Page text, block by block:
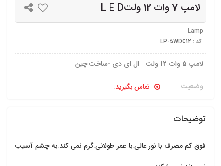
لامپ 7 وات 12 ولتL E D
Lamp
کد : LP-5WDC12
لامپ 5 وات 12 ولت ال ای دی -ساخت چین
وضعیت
تماس بگیرید.
توضیحات